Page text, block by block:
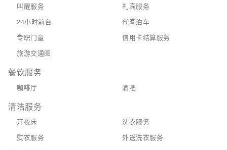
叫醒服务
礼宾服务
24小时前台
代客泊车
专职门童
信用卡结算服务
旅游交通图
餐饮服务
咖啡厅 酒吧
清洁服务
开夜床
洗衣服务
熨衣服务
外送洗衣服务